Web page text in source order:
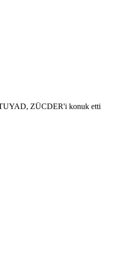
ZÜCDER'i konuk etti